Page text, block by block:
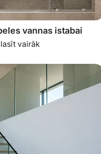
vannas istabai
lasīt vairāk